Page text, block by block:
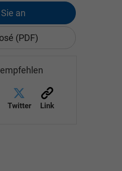
an
(PDF)
Twitter Link